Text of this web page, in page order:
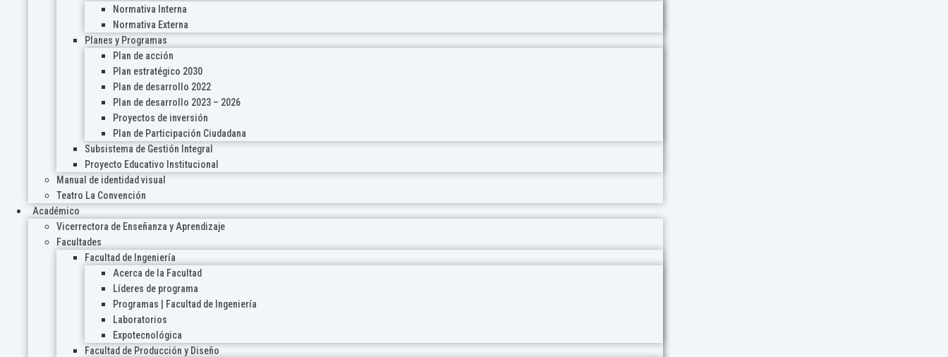
Normativa Interna
Normativa Externa
Planes y Programas
Plan de acción
Plan estratégico 2030
Plan de desarrollo 2022
Plan de desarrollo 2023 – 2026
Proyectos de inversión
Plan de Participación Ciudadana
Subsistema de Gestión Integral
Proyecto Educativo Institucional
Manual de identidad visual
Teatro La Convención
Académico
Vicerrectora de Enseñanza y Aprendizaje
Facultades
Facultad de Ingeniería
Acerca de la Facultad
Líderes de programa
Programas | Facultad de Ingeniería
Laboratorios
Expotecnológica
Facultad de Producción y Diseño